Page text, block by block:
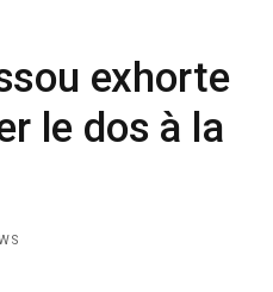
exhorte
le dos à la